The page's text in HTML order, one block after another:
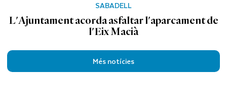
SABADELL
L'Ajuntament acorda asfaltar l'aparcament de
l'Eix Macià
Més notícies